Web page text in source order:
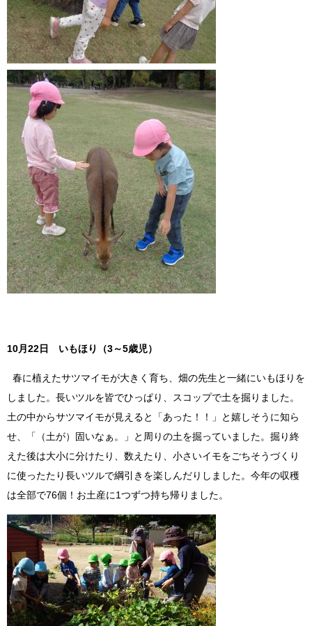
10月22日 いもほり（3～5歳児）
春に植えたサツマイモが大きく育ち、畑の先生と一緒にいもほりを
しました。長いツルを皆でひっぱり、スコップで土を掘りました。
土の中からサツマイモが見えると「あった！！」と嬉しそうに知ら
せ、「（土が）固いなぁ。」と周りの土を掘っていました。掘り終
えた後は大小に分けたり、数えたり、小さいイモをごちそうづくり
に使ったたり長いツルで綱引きを楽しんだりしました。今年の収穫
は全部で76個！お土産に1つずつ持ち帰りました。